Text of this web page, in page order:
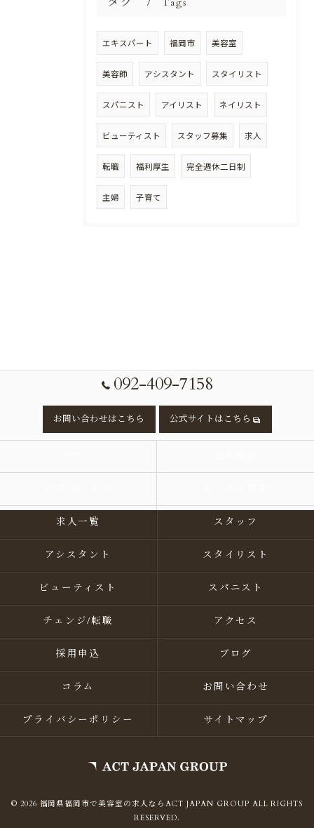
Tags
エキスパート 福岡市 美容室
美容師 アシスタント スタイリスト
スパニスト アイリスト ネイリスト
ビューティスト スタッフ募集 求人
転職 福利厚生 完全週休二日制
主婦 子育て
092-409-7158
お問い合わせはこちら 公式サイトはこちら
求人一覧 スタッフ
アシスタント スタイリスト
ビューティスト スパニスト
チェンジ/転職 アクセス
採用申込 ブログ
コラム お問い合わせ
プライバシーポリシー サイトマップ
© 2026 福岡県福岡市で美容室の求人ならACT JAPAN GROUP ALL RIGHTS
RESERVED.